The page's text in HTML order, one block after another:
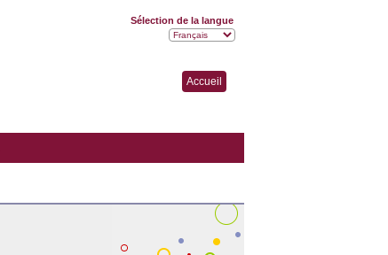
Accueil
Sélection de la langue